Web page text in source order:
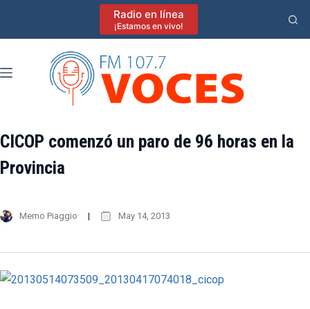
Radio en línea
¡Estamos en vivo!
CICOP comenzó un paro de 96 horas en la
Provincia
Memo Piaggio May 14, 2013